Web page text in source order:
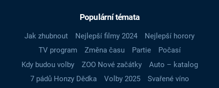
Populární témata
Jak zhubnout Nejlepší filmy 2024
Nejlepší horory
TV program
Změna času Partie
Počasí
Kdy budou volby
ZOO Nové začátky
Auto – katalog
7 pádů Honzy Dědka
Volby 2025
Svařené víno